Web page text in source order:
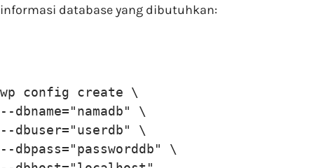
informasi database yang dibutuhkan:
wp config create \
--dbname="namadb" \
--dbuser="userdb" \
--dbpass="passworddb" \